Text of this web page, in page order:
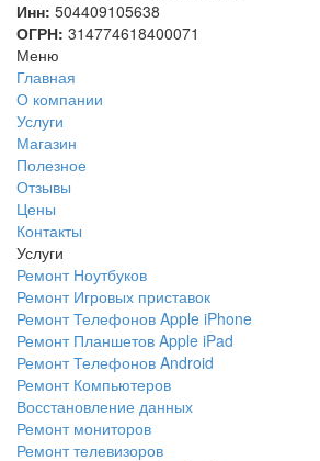
Инн: 504409105638
ОГРН: 314774618400071
Меню
Главная
О компании
Услуги
Магазин
Полезное
Отзывы
Цены
Контакты
Услуги
Ремонт Ноутбуков
Ремонт Игровых приставок
Ремонт Телефонов Apple iPhone
Ремонт Планшетов Apple iPad
Ремонт Телефонов Android
Ремонт Компьютеров
Восстановление данных
Ремонт мониторов
Ремонт телевизоров